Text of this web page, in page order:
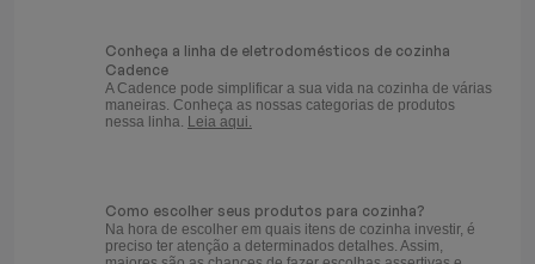
Conheça a linha de eletrodomésticos de cozinha
Cadence
A Cadence pode simplificar a sua vida na cozinha de várias
maneiras. Conheça as nossas categorias de produtos
nessa linha. Leia aqui.
Como escolher seus produtos para cozinha?
Na hora de escolher em quais itens de cozinha investir, é
preciso ter atenção a determinados detalhes. Assim,